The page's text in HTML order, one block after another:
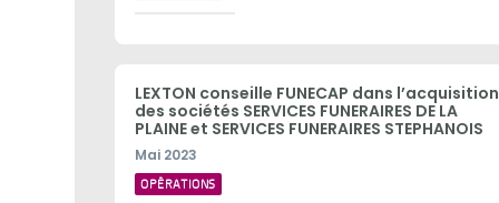
LEXTON conseille FUNECAP dans l’acquisition
des sociétés SERVICES FUNERAIRES DE LA
PLAINE et SERVICES FUNERAIRES STEPHANOIS
Mai 2023
OPÉRATIONS